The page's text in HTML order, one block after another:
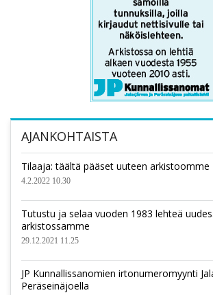
AJANKOHTAISTA
Tilaaja: täältä pääset uuteen arkistoomme
4.2.2022 10.30
Tutustu ja selaa vuoden 1983 lehteä
arkistossamme
29.12.2021 11.25
JP Kunnallissanomien irtonumeromyynti
Peräseinäjoella